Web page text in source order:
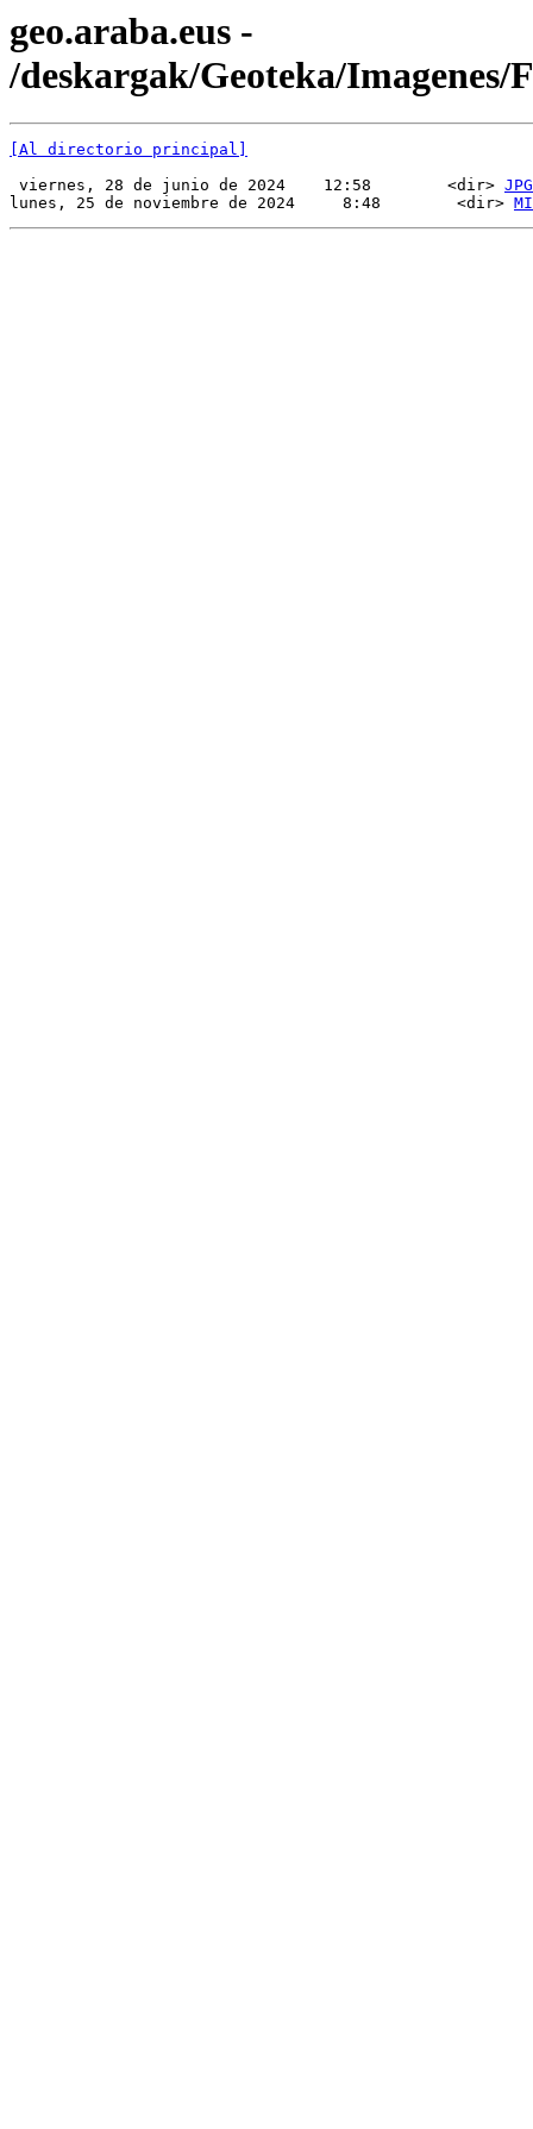
geo.araba.eus -
/deskargak/Geoteka/Imagenes/
[Al directorio principal]
viernes, 28 de junio de 2024    12:58        <dir> JPG
lunes, 25 de noviembre de 2024     8:48        <dir>